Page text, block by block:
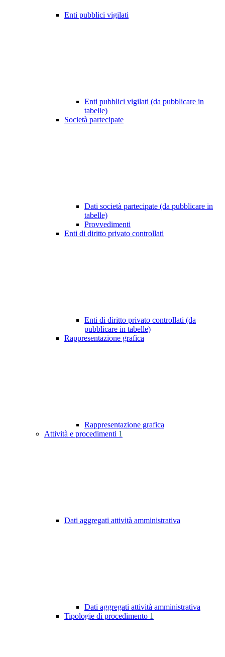
Enti pubblici vigilati
Enti pubblici vigilati (da pubblicare in
tabelle)
Società partecipate
Dati società partecipate (da pubblicare in
tabelle)
Provvedimenti
Enti di diritto privato controllati
Enti di diritto privato controllati (da
pubblicare in tabelle)
Rappresentazione grafica
Rappresentazione grafica
Attività e procedimenti 1
Dati aggregati attività amministrativa
Dati aggregati attività amministrativa
Tipologie di procedimento 1